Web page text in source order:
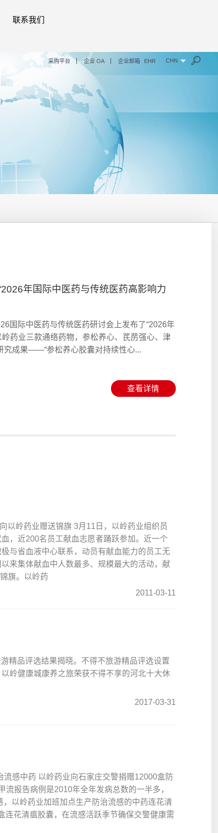
联系我们
采购平台 企业 OA 企业邮箱 EHR CHN
年国际中医药与传统医药高影响力
国际中医药与传统医药研讨会上发布了“2026年
药业三款通络药物，参松养心、芪苈强心、津
究成果——“参松养心胶囊对持续性心...
查看详情
以岭药业赠送锦旗 3月11日，以岭药业组织员
，近200名员工献血志愿者踊跃参加。近一个
与省血液中心联系，动员有献血能力的员工无
来集体献血中人数最多、规模最大的活动，献
旗。以岭药
2011-03-11
精品评选结果揭晓。不得不旅游精品评选设置
岭健康城康养之旅荣获不得不享的河北十大休
2017-03-31
感中药 以岭药业向石家庄交警捐赠12000盒防
报告病例是2010年全年发病总数的一半多，
以岭药业加班加点生产防治流感的中药连花清
花清瘟胶囊，在流感活跃季节确保交警健康需